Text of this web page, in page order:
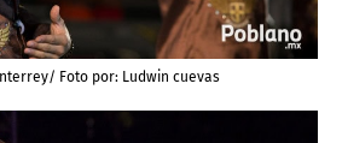
Foto por: Ludwin cuevas